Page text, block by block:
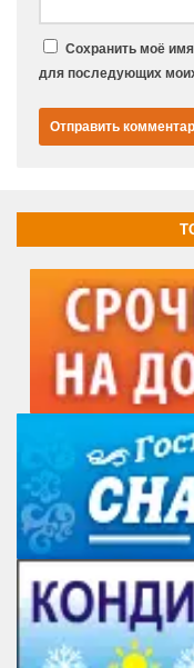
Сохранить моё
для последующих